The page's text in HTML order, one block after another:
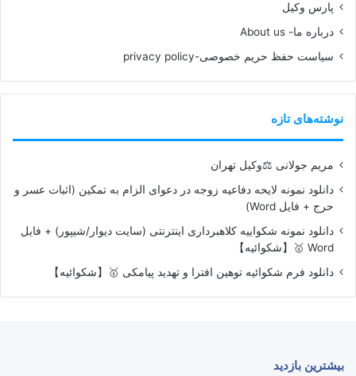
پارس وکیل
درباره ما- About us
سیاست حفظ حریم خصوصی-privacy policy
نوشته‌های تازه
مریم جولانی ⚖️وکیل تهران
دانلود نمونه لایحه دفاعیه زوجه در دعوای الزام به تمکین (اثبات عسر و
حرج + فایل Word)
دانلود نمونه شکواییه کلاهبرداری اینترنتی (سایت دیوار/شیپور) + فایل
Word 🥇【شکوائیه】
دانلود فرم شکوائیه توهین افترا و تهدید پیامکی 🥇【شکوائیه】
بیشترین بازدید